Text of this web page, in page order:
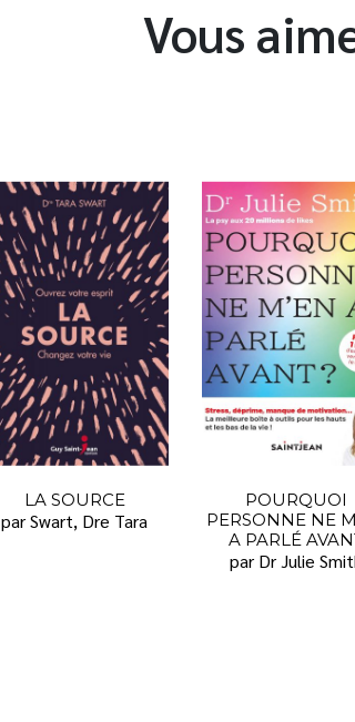
Vous
LA SOURCE
par Swart, Dre Tara
POURQUOI
PERSONNE NE
A PARLÉ
par Dr Julie